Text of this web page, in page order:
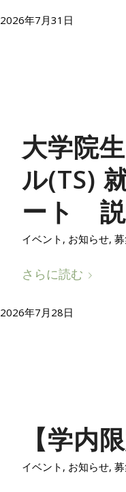
2026年7月31日
大学院
ル(TS)
ート
イベント , お知らせ,
さらに読む
2026年7月28日
【学
イベント , お知らせ,